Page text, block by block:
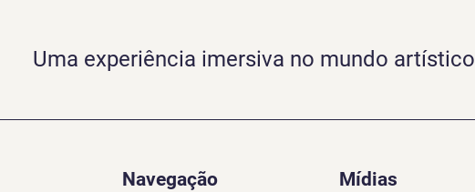
Uma experiência imersiva no mundo artístico
Navegação Mídias